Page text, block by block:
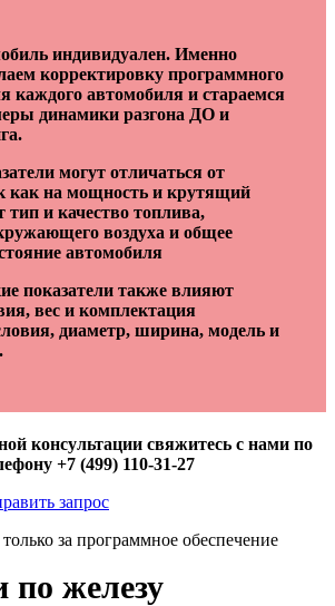
индивидуален. Именно
корректировку программного
каждого автомобиля и стараемся
динамики разгона ДО и
могут отличаться от
как на мощность и крутящий
и качество топлива,
воздуха и общее
автомобиля
показатели также влияют
вес и комплектация
диаметр, ширина, модель и
консультации свяжитесь с нами по
+7 (499) 110-31-27
запрос
за программное обеспечение
по железу